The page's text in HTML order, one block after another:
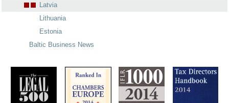
Latvia
Lithuania
Estonia
Baltic Business News